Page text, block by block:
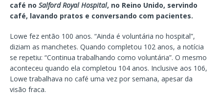
café no Salford Royal Hospital, no Reino Unido, servindo
café, lavando pratos e conversando com pacientes.
Lowe fez então 100 anos. “Ainda é voluntária no hospital”,
diziam as manchetes. Quando completou 102 anos, a notícia
se repetiu: “Continua trabalhando como voluntária”. O mesmo
aconteceu quando ela completou 104 anos. Inclusive aos 106,
Lowe trabalhava no café uma vez por semana, apesar da
visão fraca.